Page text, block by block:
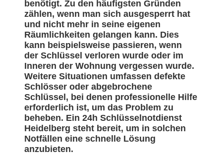
benötigt. Zu den häufigsten Gründen
zählen, wenn man sich ausgesperrt hat
und nicht mehr in seine eigenen
Räumlichkeiten gelangen kann. Dies
kann beispielsweise passieren, wenn
der Schlüssel verloren wurde oder im
Inneren der Wohnung vergessen wurde.
Weitere Situationen umfassen defekte
Schlösser oder abgebrochene
Schlüssel, bei denen professionelle Hilfe
erforderlich ist, um das Problem zu
beheben. Ein 24h Schlüsselnotdienst
Heidelberg steht bereit, um in solchen
Notfällen eine schnelle Lösung
anzubieten.